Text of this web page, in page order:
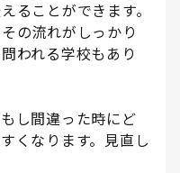
ることができます。
の流れがしっかり
われる学校もあり
し間違った時にど
くなります。見直し